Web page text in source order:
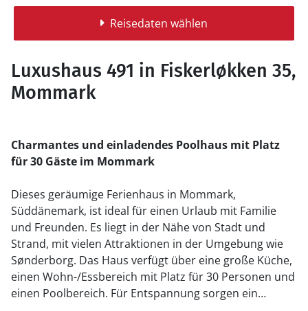
Reisedaten wählen
Luxushaus 491 in Fiskerløkken 35,
Mommark
Charmantes und einladendes Poolhaus mit Platz
für 30 Gäste im Mommark
Dieses geräumige Ferienhaus in Mommark,
Süddänemark, ist ideal für einen Urlaub mit Familie
und Freunden. Es liegt in der Nähe von Stadt und
Strand, mit vielen Attraktionen in der Umgebung wie
Sønderborg. Das Haus verfügt über eine große Küche,
einen Wohn-/Essbereich mit Platz für 30 Personen und
einen Poolbereich. Für Entspannung sorgen ein